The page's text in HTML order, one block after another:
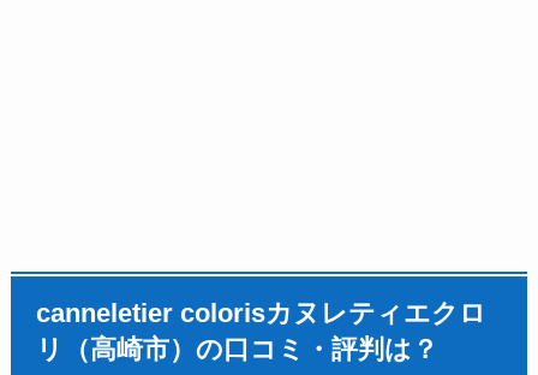
canneletier colorisカヌレティエクロ
リ（高崎市）の口コミ・評判は？